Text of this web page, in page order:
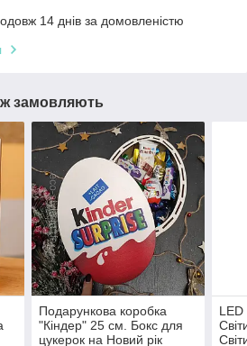
14 днів за домовленістю
замовляють
Подарункова коробка
"Кіндер" 25 см. Бокс для
цукерок на Новий рік
LED